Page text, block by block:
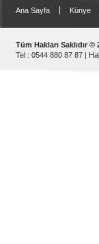
Ana Sayfa Künye
Tüm Hakları Saklıdır
Tel : 0544 880 87 87 |